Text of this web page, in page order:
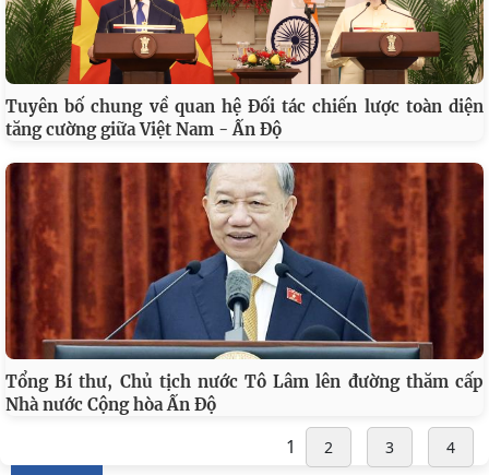
Tuyên bố chung về quan hệ Đối tác chiến lược toàn diện
tăng cường giữa Việt Nam - Ấn Độ
Tổng Bí thư, Chủ tịch nước Tô Lâm lên đường thăm cấp
Nhà nước Cộng hòa Ấn Độ
1 2 3 4